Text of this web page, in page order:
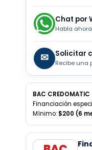
✉
BAC
Mínimo: